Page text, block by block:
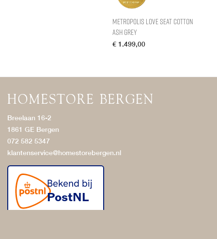
Metropolis Love Seat Cotton
Ash Grey
€ 1.499,00
Breelaan 16-2
1861 GE Bergen
072 582 5347
klantenservice@homestorebergen.nl